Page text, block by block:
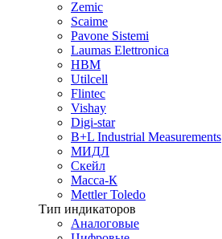
Zemic
Scaime
Pavone Sistemi
Laumas Elettronica
HBM
Utilcell
Flintec
Vishay
Digi-star
B+L Industrial Measurements
МИДЛ
Скейл
Масса-К
Mettler Toledo
Тип индикаторов
Аналоговые